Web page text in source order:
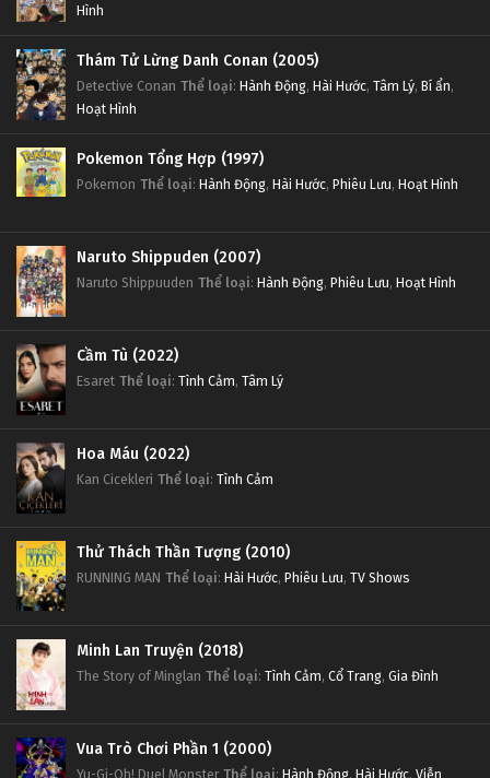
Hình
Thám Tử Lừng Danh Conan (2005)
Detective Conan Thể loại: Hành Động, Hài Hước, Tâm Lý, Bí ẩn,
Hoạt Hình
Pokemon Tổng Hợp (1997)
Pokemon Thể loại: Hành Động, Hài Hước, Phiêu Lưu, Hoạt Hình
Naruto Shippuden (2007)
Naruto Shippuuden Thể loại: Hành Động, Phiêu Lưu, Hoạt Hình
Cầm Tù (2022)
Esaret Thể loại: Tình Cảm, Tâm Lý
Hoa Máu (2022)
Kan Cicekleri Thể loại: Tình Cảm
Thử Thách Thần Tượng (2010)
RUNNING MAN Thể loại: Hài Hước, Phiêu Lưu, TV Shows
Minh Lan Truyện (2018)
The Story of Minglan Thể loại: Tình Cảm, Cổ Trang, Gia Đình
Vua Trò Chơi Phần 1 (2000)
Yu-Gi-Oh! Duel Monster Thể loại: Hành Động, Hài Hước, Viễn